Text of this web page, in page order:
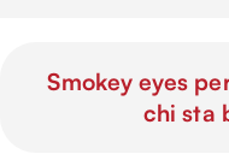
Smokey eyes
chi sta